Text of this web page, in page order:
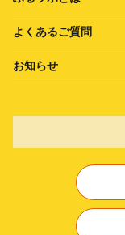
よくあるご質問
お知らせ